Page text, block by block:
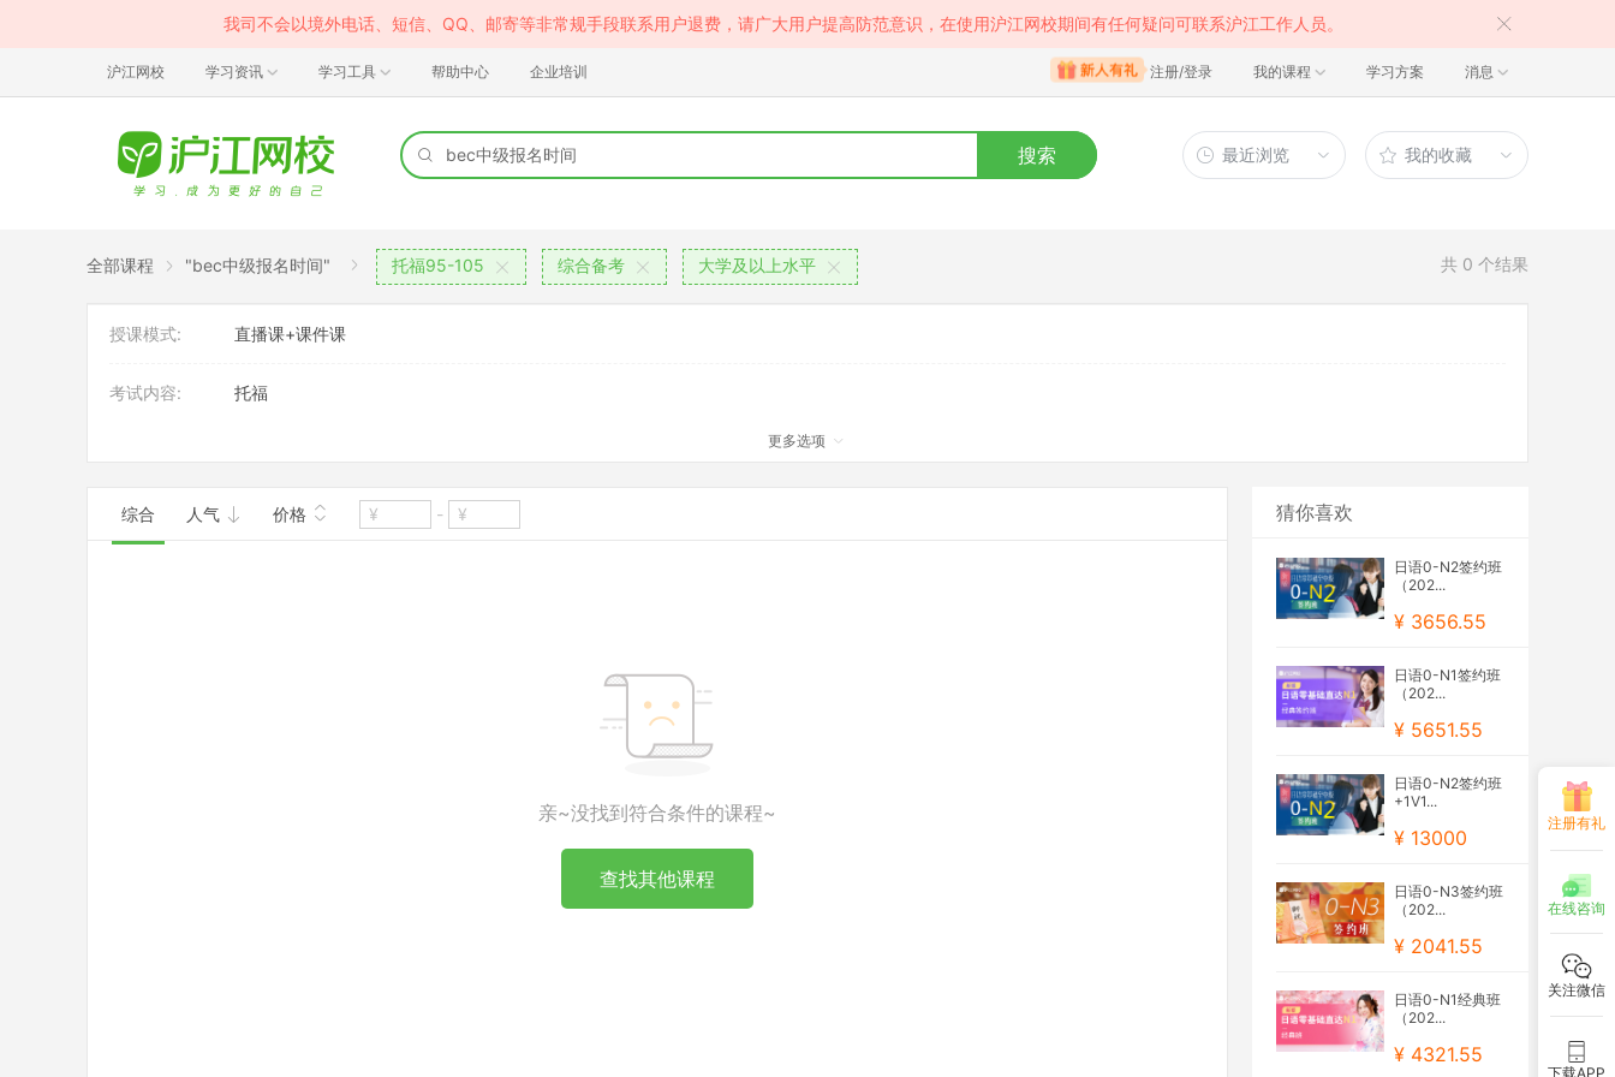
我司不会以境外电话、短信、QQ、邮寄等非常规手段联系用户退费，请广大用户提高防范意识，在使用沪江网校期间有任何疑问可联系沪江工作人员。
沪江网校 学习资讯 学习工具 帮助中心 企业培训 注册/登录 我的课程 学习方案 消息
搜索 最近浏览 我的收藏
全部课程 "bec中级报名时间" 托福95-105 综合备考 大学及以上水平 共 0 个结果
授课模式: 直播课+课件课
考试内容: 托福
更多选项
综合 人气 价格 -
亲~没找到符合条件的课程~
查找其他课程
猜你喜欢
日语0-N2签约班
（202...
¥ 3656.55
日语0-N1签约班
（202...
¥ 5651.55
日语0-N2签约班
+1V1...
¥ 13000
日语0-N3签约班
（202...
¥ 2041.55
日语0-N1经典班
（202...
¥ 4321.55
注册有礼
在线咨询
关注微信
下载APP